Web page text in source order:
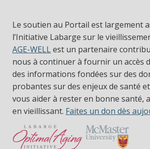
Le soutien au Portail est largement
l’Initiative Labarge sur le
AGE-WELLest un partenaire
nous à continuer à fournir un accès
des informations fondées sur des
probantes sur des enjeux de santé
vous aider à rester en bonne santé,
en vieillissant. Faites un don dès